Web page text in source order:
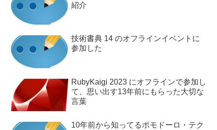
紹介
技術書典 14 のオフラインイベントに
参加した
RubyKaigi 2023 にオフラインで参加し
て、思い出す13年前にもらった大切な
言葉
10年前から知ってるポモドーロ・テク